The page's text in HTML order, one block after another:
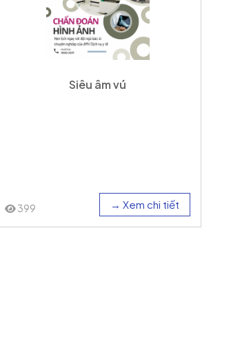
Siêu âm vú
399 → Xem chi tiết